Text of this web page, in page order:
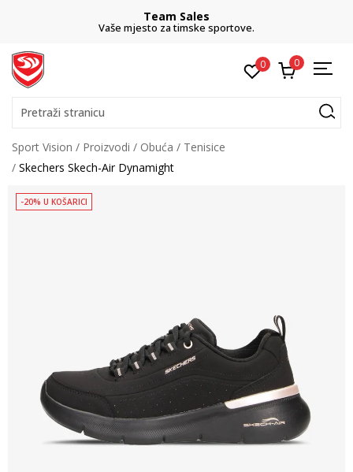
Team Sales
Vaše mjesto za timske sportove.
0 0
Pretraži stranicu
Sport Vision Proizvodi Obuća
Tenisice
Skechers Skech-Air Dynamight
-20% U KOŠARICI